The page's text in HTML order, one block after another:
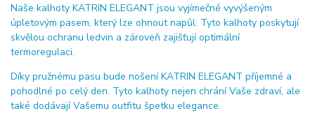
Naše kalhoty KATRIN ELEGANT jsou vyjímečné vyvýšeným
úpletovým pasem, který lze ohnout napůl. Tyto kalhoty poskytují
skvělou ochranu ledvin a zároveň zajišťují optimální
termoregulaci.
Díky pružnému pasu bude nošení KATRIN ELEGANT příjemné a
pohodlné po celý den. Tyto kalhoty nejen chrání Vaše zdraví, ale
také dodávají Vašemu outfitu špetku elegance.